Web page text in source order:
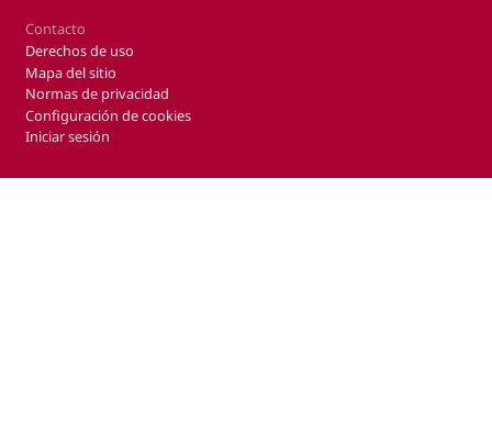
Footer
Contacto
Derechos de uso
Mapa del sitio
Normas de privacidad
Configuración de cookies
Iniciar sesión